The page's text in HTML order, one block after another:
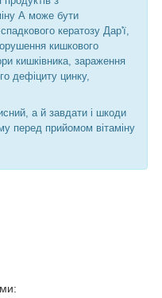
А може бути
кератозу Дар'ї,
кишкового
кишківника, зараження
дефіциту цинку,
а й завдати і шкоди
перед прийомом вітаміну